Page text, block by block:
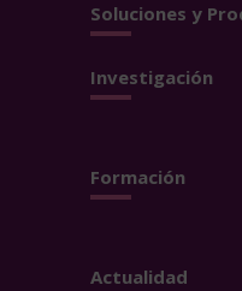
Soluciones y
Investigación
Formación
Actualidad